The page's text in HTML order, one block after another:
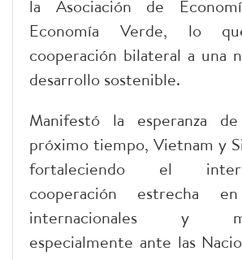
la Asociación de
Economía Verde, lo
cooperación bilateral a una
desarrollo sostenible.
Manifestó la esperanza
próximo tiempo, Vietnam y
fortaleciendo el
cooperación estrecha
internacionales y
especialmente ante las